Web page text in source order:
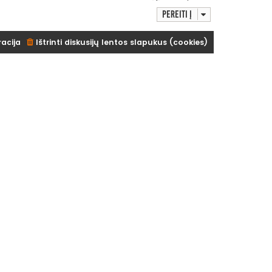
Pereiti į
Ištrinti diskusijų lentos slapukus (cookies)